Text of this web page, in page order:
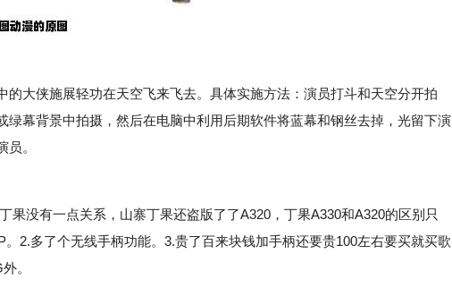
大侠施展轻功在天空飞来飞去。具体实施方法：演员打斗和天空分开拍
幕背景中拍摄，然后在电脑中利用后期软件将蓝幕和钢丝去掉，光留下演
。
没有一点关系，山寨丁果还盗版了了A320，丁果A330和A320的区别只
2.多了个无线手柄功能。3.贵了百来块钱加手柄还要贵100左右要买就买歌
。